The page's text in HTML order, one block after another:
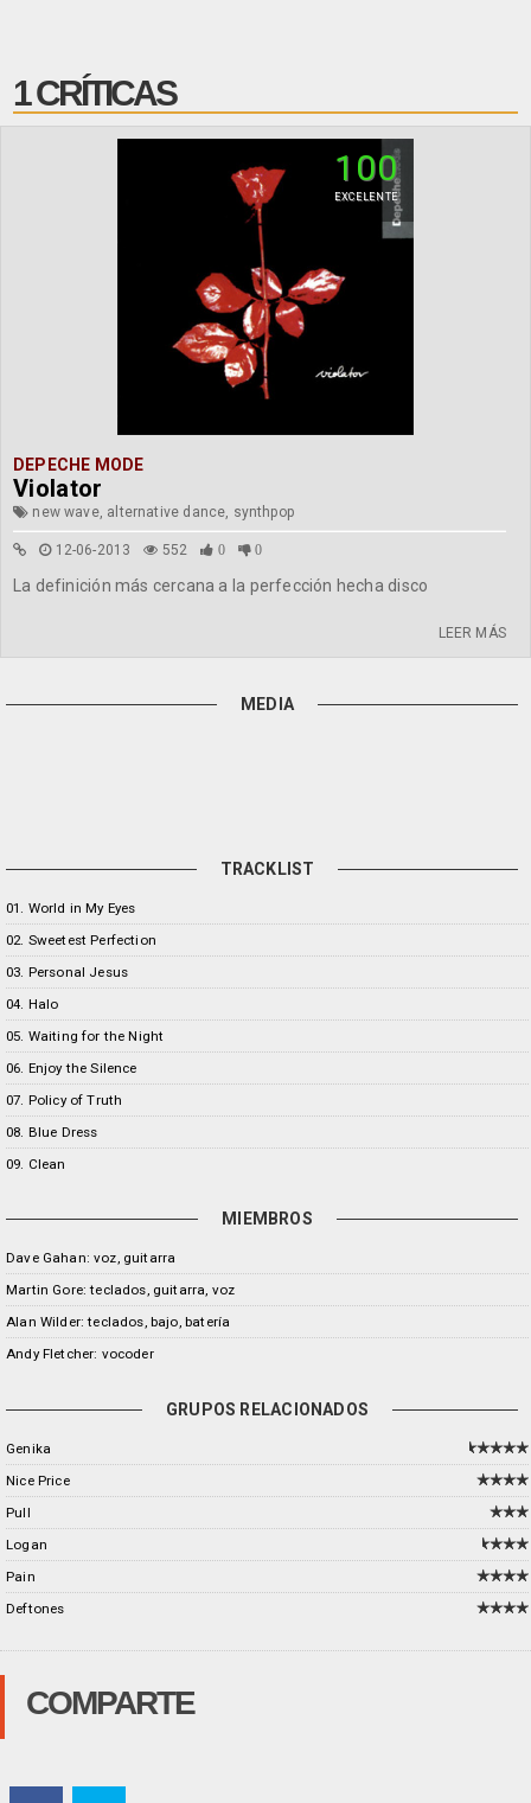
1 CRÍTICAS
100
EXCELENTE
DEPECHE MODE
Violator
new wave, alternative dance, synthpop
12-06-2013 552 0 0
La definición más cercana a la perfección hecha disco
LEER MÁS
MEDIA
TRACKLIST
01. World in My Eyes
02. Sweetest Perfection
03. Personal Jesus
04. Halo
05. Waiting for the Night
06. Enjoy the Silence
07. Policy of Truth
08. Blue Dress
09. Clean
MIEMBROS
Dave Gahan: voz, guitarra
Martin Gore: teclados, guitarra, voz
Alan Wilder: teclados, bajo, batería
Andy Fletcher: vocoder
GRUPOS RELACIONADOS
Genika
Nice Price
Pull
Logan
Pain
Deftones
COMPARTE